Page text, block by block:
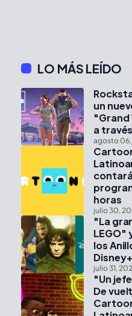
LO MÁS LEÍDO
un
"Grand
a
agosto
horas
julio 30,
"La
LEGO"
los
Disney+
julio 31,
"Un
De